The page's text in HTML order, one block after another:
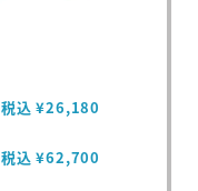
税込 ¥26,180
税込 ¥62,700